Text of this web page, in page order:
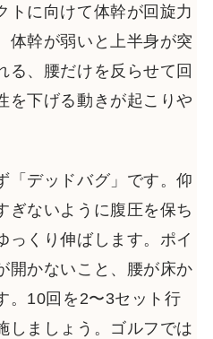
トに向けて体幹が回旋力
体幹が弱いと上半身が突
る、腰だけを反らせて回
を下げる動きが起こりや
「デッドバグ」です。仰
ぎないように腹圧を保ち
っくり伸ばします。ポイ
開かないこと、腰が床か
。10回を2〜3セット行
しましょう。ゴルフでは